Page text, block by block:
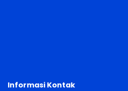
Informasi Kontak